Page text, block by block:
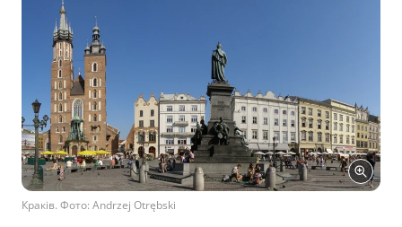
Краків. Фото: Andrzej Otrębski